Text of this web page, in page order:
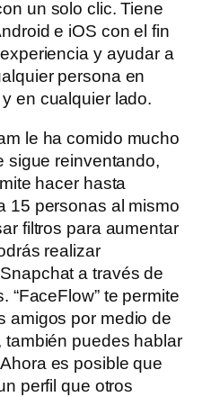
un solo clic. Tiene
e iOS con el fin
y ayudar a
persona en
en cualquier lado.
le ha comido mucho
sigue reinventando,
hacer hasta
15 personas al mismo
filtros para aumentar
realizar
a través de
“FaceFlow” te permite
amigos por medio de
también puedes hablar
es posible que
perfil que otros